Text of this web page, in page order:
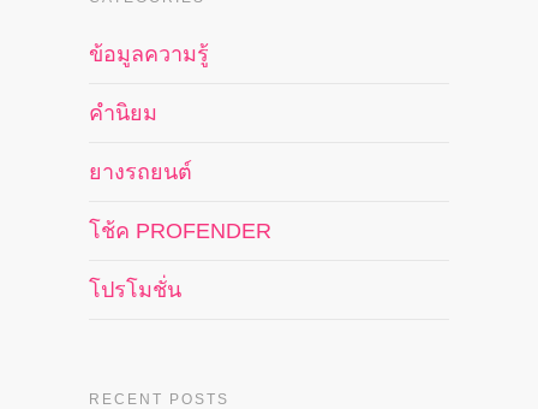
ข้อมูลความรู้
คำนิยม
ยางรถยนต์
โช้ค PROFENDER
โปรโมชั่น
RECENT POSTS